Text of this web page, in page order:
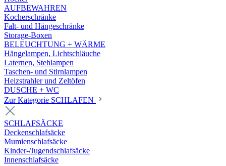
AUFBEWAHREN
Kocherschränke
Falt- und Hängeschränke
Storage-Boxen
BELEUCHTUNG + WÄRME
Hängelampen, Lichtschläuche
Laternen, Stehlampen
Taschen- und Stirnlampen
Heizstrahler und Zeltöfen
DUSCHE + WC
Zur Kategorie SCHLAFEN
SCHLAFSÄCKE
Deckenschlafsäcke
Mumienschlafsäcke
Kinder-/Jugendschlafsäcke
Innenschlafsäcke